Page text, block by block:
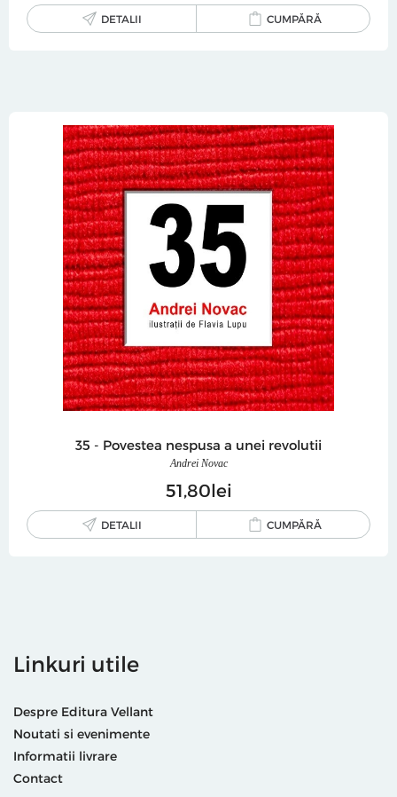
DETALII CUMPĂRĂ
35 - Povestea nespusa a unei revolutii
Andrei Novac
51 80lei
DETALII CUMPĂRĂ
Linkuri utile
Despre Editura Vellant
Noutati si evenimente
Informatii livrare
Contact